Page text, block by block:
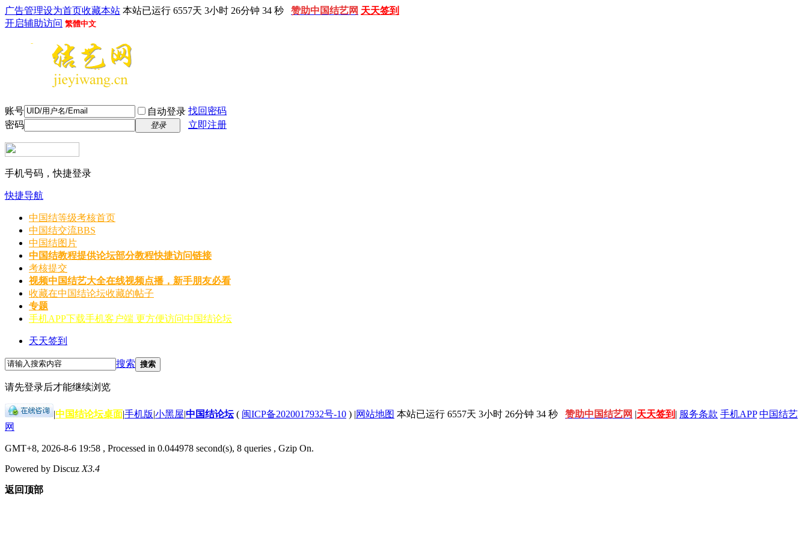
广告管理设为首页收藏本站 本站已运行 6557天 3小时 26分钟 34 秒 赞助中国结艺网 天天签到
开启辅助访问 繁體中文
账号 自动登录 找回密码
密码
登录 立即注册
手机号码，快捷登录
快捷导航
中国结等级考核首页
中国结交流BBS
中国结图片
中国结教程提供论坛部分教程快捷访问链接
考核提交
视频中国结艺大全在线视频点播，新手朋友必看
收藏在中国结论坛收藏的帖子
专题
手机APP下载手机客户端 更方便访问中国结论坛
天天签到
搜索 搜索
请先登录后才能继续浏览
|中国结论坛桌面|手机版|小黑屋|中国结论坛( 闽ICP备2020017932号-10 ) |网站地图 本站已运行 6557天 3小时 26分钟 34 秒 赞助中国结艺网 |天天签到 | 服务条款 手机APP 中国结艺
网
GMT+8, 2026-8-6 19:58 , Processed in 0.044978 second(s), 8 queries , Gzip On.
Powered by Discuz X3.4
返回顶部